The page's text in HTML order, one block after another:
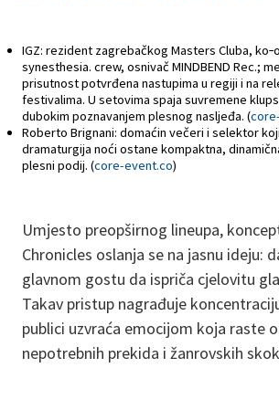
IGZ: rezident zagrebačkog Masters Cluba,
synesthesia. crew, osnivač MINDBEND Rec.;
prisutnost potvrđena nastupima u regiji i na
festivalima. U setovima spaja suvremene
dubokim poznavanjem plesnog nasljeđa. (
Roberto Brignani: domaćin večeri i selektor
dramaturgija noći ostane kompaktna,
plesni podij. (core-event.co)
Umjesto preopširnog lineupa,
Chronicles oslanja se na jasnu ideju:
glavnom gostu da ispriča cjelovitu
Takav pristup nagrađuje
publici uzvraća emocijom koja raste
nepotrebnih prekida i žanrovskih